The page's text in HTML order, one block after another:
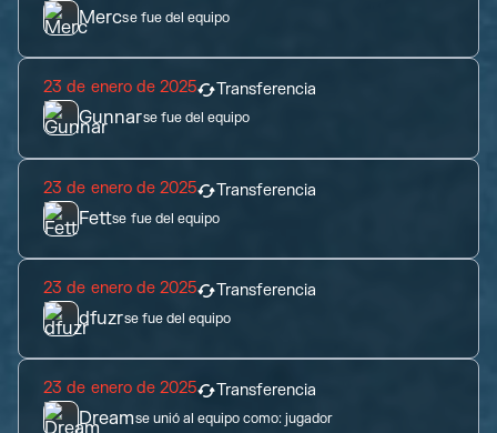
Mercse fue del equipo
23 de enero de 2025 Transferencia
Gunnarse fue del equipo
23 de enero de 2025 Transferencia
Fettse fue del equipo
23 de enero de 2025 Transferencia
dfuzrse fue del equipo
23 de enero de 2025 Transferencia
Dreamse unió al equipo como:jugador